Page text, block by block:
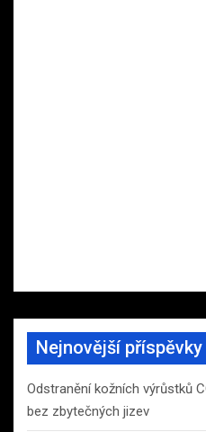
Nejnovější příspěvky
Odstranění kožních výrůstků
bez zbytečných jizev